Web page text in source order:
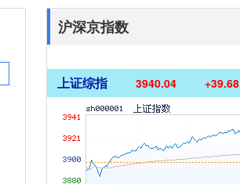
沪深京指数
上证综指 3940.04 +39.68